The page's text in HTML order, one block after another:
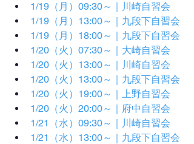
1/19（月）09:30～｜川崎自習会
1/19（月）13:00～｜九段下自習会
1/19（月）18:00～｜九段下自習会
1/20（火）07:30～｜大崎自習会
1/20（火）13:00～｜川崎自習会
1/20（火）13:00～｜九段下自習会
1/20（火）19:00～｜上野自習会
1/20（火）20:00～｜府中自習会
1/21（水）09:30～｜川崎自習会
1/21（水）13:00～｜九段下自習会